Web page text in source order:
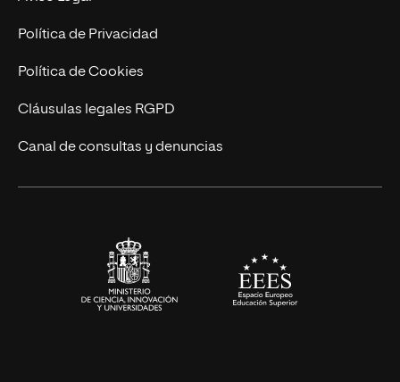
Postgrados
Cursos Universitarios
Trabaja en UNIR
Actualidad
UNIR Revista
Eventos
Política de Privacidad
Política de Cookies
Cláusulas legales RGPD
Canal de consultas y denuncias